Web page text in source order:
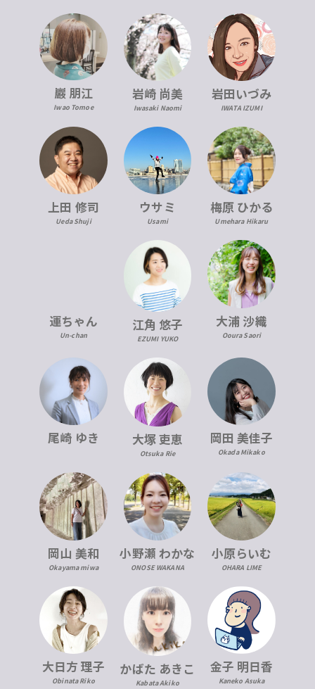
巖 朋江
Iwao Tomoe
岩崎 尚美
Iwasaki Naomi
岩田いづみ
IWATA IZUMI
上田 修司
Ueda Shuji
ウサミ
Usami
梅原 ひかる
Umehara Hikaru
運ちゃん
Un-chan
江角 悠子
EZUMI YUKO
大浦 沙織
Ooura Saori
尾崎 ゆき 大塚 吏恵
Otsuka Rie
岡田 美佳子
Okada Mikako
岡山 美和
Okayama miwa
小野瀬 わかな
ONOSE WAKANA
小原らいむ
OHARA LIME
大日方 理子
Obinata Riko
かばた あきこ
Kabata Akiko
金子 明日香
Kaneko Asuka